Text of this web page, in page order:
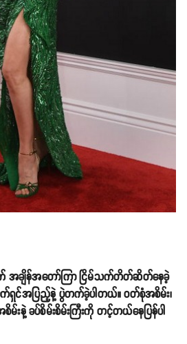
အချိန်အတော်ကြာ ငြိမ်သက်တိတ်ဆိတ်နေခဲ့
ရှင်အပြည့်နဲ့ ပွဲတက်ခဲ့ပါတယ်။ ဝတ်စုံအစိမ်း၊
းနဲ့ ခပ်စိမ်းစိမ်းကြီးကို တင့်တယ်နေပြန်ပါ